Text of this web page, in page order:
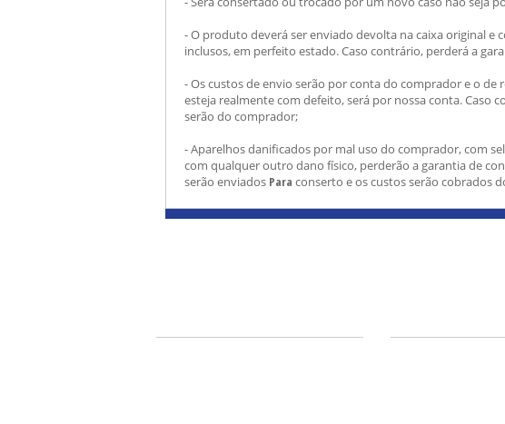
- O produto deverá ser enviado devolta na caixa original e
inclusos, em perfeito estado. Caso contrário, perderá a
- Os custos de envio serão por conta do comprador e o de
esteja realmente com defeito, será por nossa conta. Caso
serão do comprador;
- Aparelhos danificados por mal uso do comprador, com
com qualquer outro dano físico, perderão a garantia de
serão enviados Para conserto e os custos serão cobrados